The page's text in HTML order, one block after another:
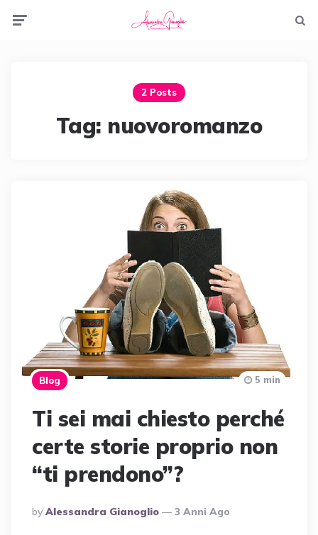
2 Posts
Tag: nuovoromanzo
Blog
Ti sei mai chiesto perché
certe storie proprio non
“ti prendono”?
Posted
By
By Alessandra Gianoglio 3 Anni Ago
5 min